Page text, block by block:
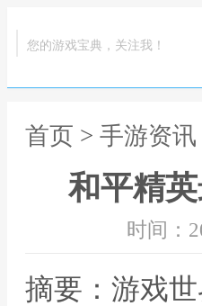
您的游戏宝典，关注我！
首页 > 手游资讯
和平精
时间：
摘要：游戏